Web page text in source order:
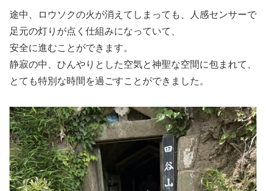
途中、ロウソクの火が消えてしまっても、人感センサーで
足元の灯りが点く仕組みになっていて、
安全に進むことができます。
静寂の中、ひんやりとした空気と神聖な空間に包まれて、
とても特別な時間を過ごすことができました。